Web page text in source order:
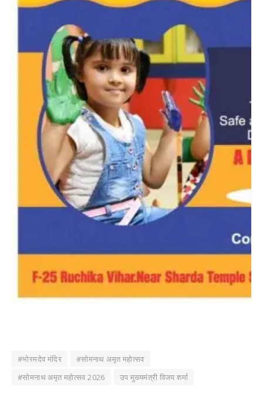
#भोरमदेव मंदिर
#सोमनाथ अमृत महोत्सव
#सोमनाथ अमृत महोत्सव 2026
उप मुख्यमंत्री विजय शर्मा